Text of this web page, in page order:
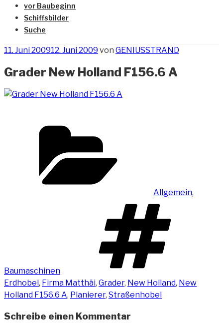
vor Baubeginn
Schiffsbilder
Suche
Veröffentlicht
11. Juni 200912. Juni 2009 von GENIUSSTRAND
Grader New Holland F156.6 A
Allgemein,
Baumaschinen
Erdhobel, Firma Matthäi, Grader, New Holland, New
Holland F156.6 A, Planierer, Straßenhobel
Schreibe einen Kommentar